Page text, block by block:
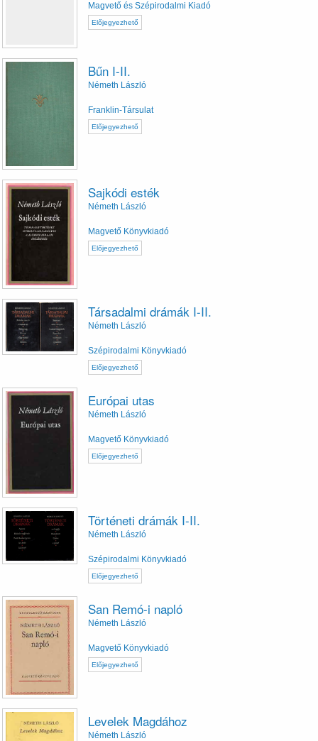
Magvető és Szépirodalmi Kiadó
Előjegyezhető
Bűn I-II.
Németh László
Franklin-Társulat
Előjegyezhető
Sajkódi esték
Németh László
Magvető Könyvkiadó
Előjegyezhető
Társadalmi drámák I-II.
Németh László
Szépirodalmi Könyvkiadó
Előjegyezhető
Európai utas
Németh László
Magvető Könyvkiadó
Előjegyezhető
Történeti drámák I-II.
Németh László
Szépirodalmi Könyvkiadó
Előjegyezhető
San Remó-i napló
Németh László
Magvető Könyvkiadó
Előjegyezhető
Levelek Magdához
Németh László